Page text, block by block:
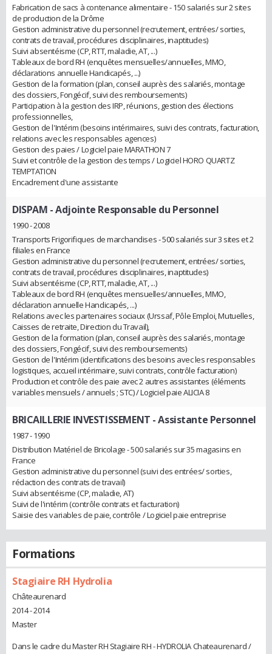
Fabrication de sacs à contenance alimentaire - 150 salariés sur 2 sites
de production de la Drôme
Gestion administrative du personnel (recrutement, entrées/ sorties,
contrats de travail, procédures disciplinaires, inaptitudes)
Suivi absentéisme (CP, RTT, maladie, AT, ...)
Tableaux de bord RH (enquêtes mensuelles/annuelles, MMO,
déclarations annuelle Handicapés, ...)
Gestion de la formation (plan, conseil auprès des salariés, montage
des dossiers, Fongécif, suivi des remboursements)
Participation à la gestion des IRP, réunions, gestion des élections
professionnelles,
Gestion de l'Intérim (besoins intérimaires, suivi des contrats, facturation,
relations avec les responsables agences)
Gestion des paies / Logiciel paie MARATHON 7
Suivi et contrôle de la gestion des temps / Logiciel HORO QUARTZ
TEMPTATION
Encadrement d'une assistante
DISPAM - Adjointe Responsable du Personnel
1990 - 2008
Transports Frigorifiques de marchandises - 500 salariés sur 3 sites et 2
filiales en France
Gestion administrative du personnel (recrutement, entrées/ sorties,
contrats de travail, procédures disciplinaires, inaptitudes)
Suivi absentéisme (CP, RTT, maladie, AT, ...)
Tableaux de bord RH (enquêtes mensuelles/annuelles, MMO,
déclaration annuelle Handicapés, ...)
Relations avec les partenaires sociaux (Urssaf, Pôle Emploi, Mutuelles,
Caisses de retraite, Direction du Travail),
Gestion de la formation (plan, conseil auprès des salariés, montage
des dossiers, Fongécif, suivi des remboursements)
Gestion de l'Intérim (identifications des besoins avec les responsables
logistiques, accueil intérimaire, suivi contrats, contrôle facturation)
Production et contrôle des paie avec 2 autres assistantes (éléments
variables mensuels / annuels ; STC) / Logiciel paie ALICIA 8
BRICAILLERIE INVESTISSEMENT - Assistante Personnel
1987 - 1990
Distribution Matériel de Bricolage - 500 salariés sur 35 magasins en
France
Gestion administrative du personnel (suivi des entrées/ sorties,
rédaction des contrats de travail)
Suivi absentéisme (CP, maladie, AT)
Suivi de l'intérim (contrôle contrats et facturation)
Saisie des variables de paie, contrôle / Logiciel paie entreprise
Formations
Stagiaire RH Hydrolia
Châteaurenard
2014 - 2014
Master
Dans le cadre du Master RH Stagiaire RH - HYDROLIA Chateaurenard /